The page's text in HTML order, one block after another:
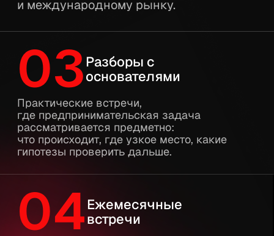
ЭВОЛЮТ / БЛОГ
НАШ БЛОГ И ПРАКТИКА
рынке, почему AI-проекты
форум-группа. Истории основателей
клуба, антикризисные стратегии
и практика управления бизнесом —
от тех, кто строит компании.
Кейсы предпринимателей, разборы
с экспертами и практика
управления бизнесом.